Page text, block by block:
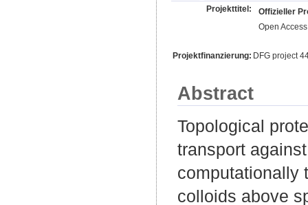
Projekttitel:
Offizieller
Open
Projektfinanzierung: DFG project
Abstract
Topological
transport
computationally
colloids above